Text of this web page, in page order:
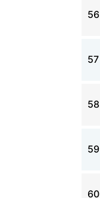
56
57
58
59
60